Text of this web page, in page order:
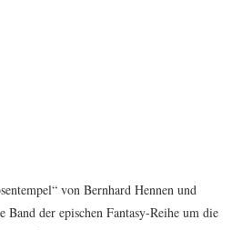
von Bernhard Hennen und
Band der epischen Fantasy-Reihe um die